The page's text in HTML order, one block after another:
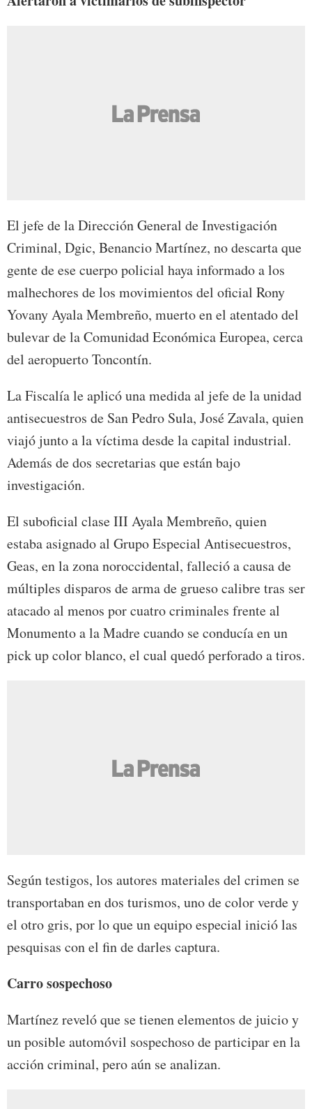
El jefe de la Dirección General de Investigación
Criminal, Dgic, Benancio Martínez, no descarta que
gente de ese cuerpo policial haya informado a los
malhechores de los movimientos del oficial Rony
Yovany Ayala Membreño, muerto en el atentado del
bulevar de la Comunidad Económica Europea, cerca
del aeropuerto Toncontín.
La Fiscalía le aplicó una medida al jefe de la unidad
antisecuestros de San Pedro Sula, José Zavala, quien
viajó junto a la víctima desde la capital industrial.
Además de dos secretarias que están bajo
investigación.
El suboficial clase III Ayala Membreño, quien
estaba asignado al Grupo Especial Antisecuestros,
Geas, en la zona noroccidental, falleció a causa de
múltiples disparos de arma de grueso calibre tras ser
atacado al menos por cuatro criminales frente al
Monumento a la Madre cuando se conducía en un
pick up color blanco, el cual quedó perforado a tiros.
Según testigos, los autores materiales del crimen se
transportaban en dos turismos, uno de color verde y
el otro gris, por lo que un equipo especial inició las
pesquisas con el fin de darles captura.
Carro sospechoso
Martínez reveló que se tienen elementos de juicio y
un posible automóvil sospechoso de participar en la
acción criminal, pero aún se analizan.